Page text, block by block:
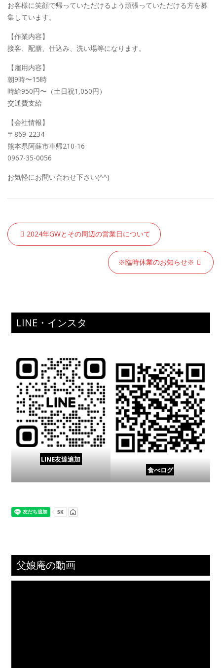
お客様に笑顔で帰っていただけるよう頑張っていただける方を募
集しています。
【作業内容】
接客、配膳、仕込み、洗い場等になります。
【雇用内容】
朝9時〜15時
時給950円〜（土日祝1,050円）
交通費支給
【会社情報】
〒869-2234
熊本県阿蘇市車帰210-16
0967-35-0056
お気軽にお問い合わせ下さい(^^)
投
稿
ー
シ
ン
2024年GWとその周辺の営業日について
※臨時休業のお知らせ※
LINE・インスタ
LINE友達追加
食べログ
父娘庵の動画